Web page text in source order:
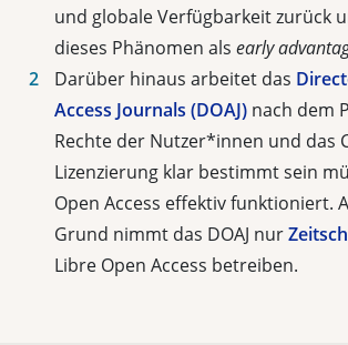
und globale Verfügbarkeit zurück
dieses Phänomen als early
Darüber hinaus arbeitet das
Access Journals (DOAJ) nach dem
Rechte der Nutzer*innen und das
Lizenzierung klar bestimmt sein
Open Access effektiv funktioniert.
Grund nimmt das DOAJ nur
Libre Open Access betreiben.